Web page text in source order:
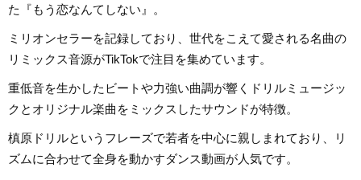
た『もう恋なんてしない』。
ミリオンセラーを記録しており、世代をこえて愛される名曲の
リミックス音源がTikTokで注目を集めています。
重低音を生かしたビートや力強い曲調が響くドリルミュージッ
クとオリジナル楽曲をミックスしたサウンドが特徴。
槙原ドリルというフレーズで若者を中心に親しまれており、リ
ズムに合わせて全身を動かすダンス動画が人気です。